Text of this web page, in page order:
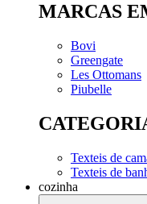
MARCAS
Bovi
Greengate
Les Ottomans
Piubelle
Texteis de
Texteis de
cozinha